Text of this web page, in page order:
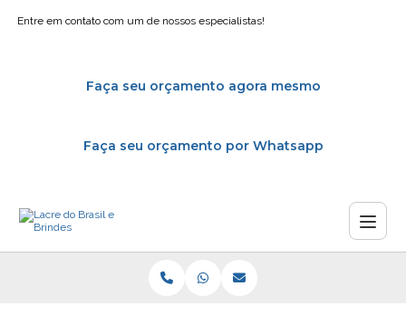
Entre em contato com um de nossos especialistas!
Faça seu orçamento agora mesmo
Faça seu orçamento por Whatsapp